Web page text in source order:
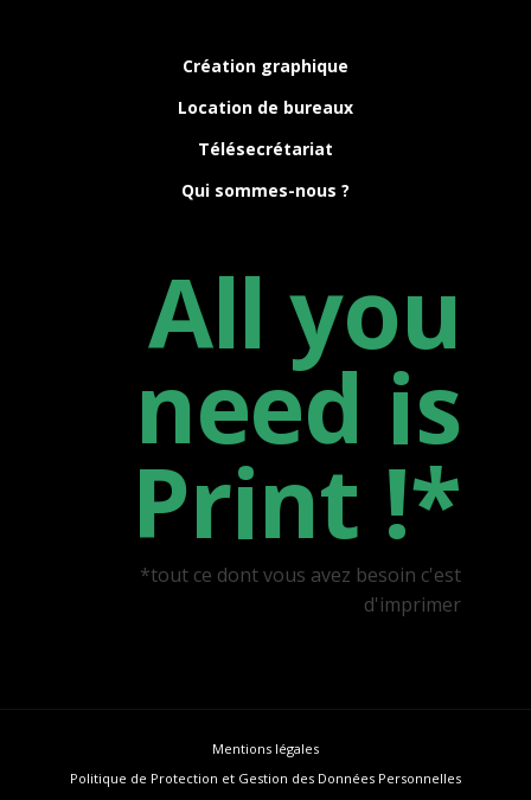
Création graphique
Location de bureaux
Télésecrétariat
Qui sommes-nous ?
All you
need is
Print !*
*tout ce dont vous avez besoin c'est
d'imprimer
Mentions légales
Politique de Protection et Gestion des Données Personnelles